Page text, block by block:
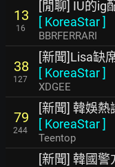
13
16
[閒聊] IU的ig
[ KoreaStar]
BBRFERRARI
38
127
[新聞]Lisa缺
[ KoreaStar]
XDGEE
79
244
[新聞] 韓娛熱
[ KoreaStar]
Teentop
[新聞] 韓國警